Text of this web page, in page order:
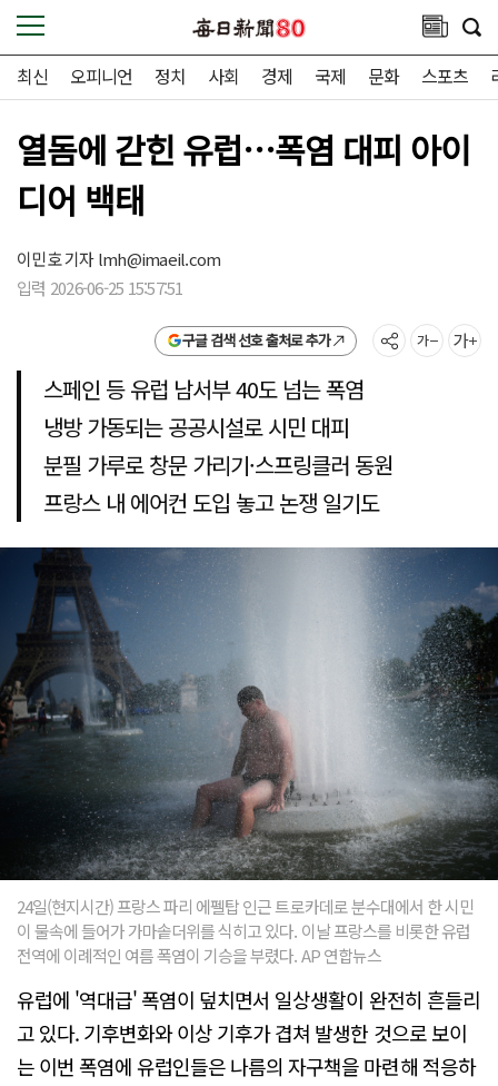
최신 오피니언 정치 사회 경제 국제 문화 스포츠
열돔에 갇힌 유럽…폭염 대피 아이
디어 백태
이민호 기자lmh@imaeil.com
입력 2026-06-25 15:57:51
구글 검색 선호 출처로 추가
스페인 등 유럽 남서부 40도 넘는 폭염
냉방 가동되는 공공시설로 시민 대피
분필 가루로 창문 가리기·스프링클러 동원
프랑스 내 에어컨 도입 놓고 논쟁 일기도
24일(현지시간) 프랑스 파리 에펠탑 인근 트로카데로 분수대에서 한 시민
이 물속에 들어가 가마솥더위를 식히고 있다. 이날 프랑스를 비롯한 유럽
전역에 이례적인 여름 폭염이 기승을 부렸다. AP 연합뉴스
유럽에 '역대급' 폭염이 덮치면서 일상생활이 완전히 흔들리
고 있다. 기후변화와 이상 기후가 겹쳐 발생한 것으로 보이
는 이번 폭염에 유럽인들은 나름의 자구책을 마련해 적응하